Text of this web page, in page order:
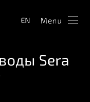
EN Menu
Sera